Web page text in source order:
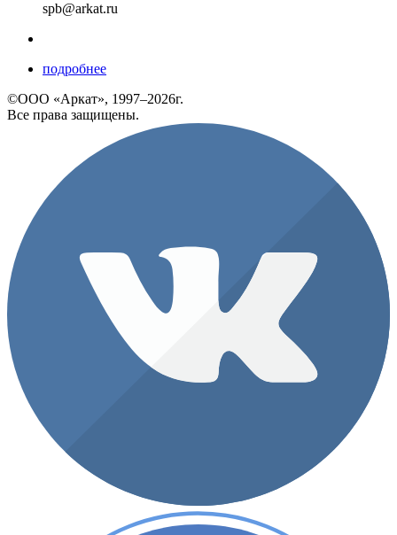
spb@arkat.ru
подробнее
©ООО «Аркат», 1997–2026г.
Все права защищены.